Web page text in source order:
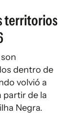
territorios
dentro de
volvió a
partir de la
Negra.